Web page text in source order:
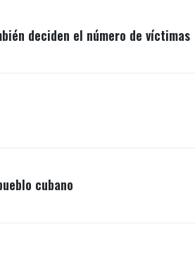
deciden el número de víctimas
cubano